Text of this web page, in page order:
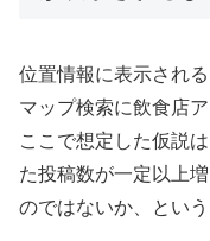
位置情報に表示され
マップ検索に飲食店
ここで想定した仮説
た投稿数が一定以上
のではないか、という